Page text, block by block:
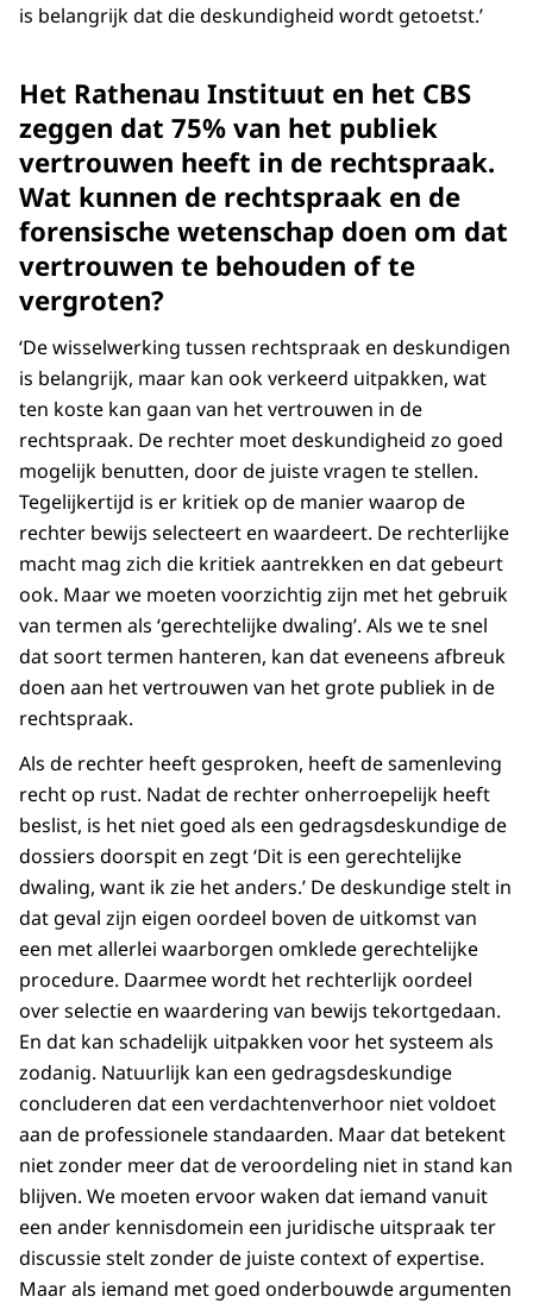
is belangrijk dat die deskundigheid wordt getoetst.’
Het Rathenau Instituut en het CBS
zeggen dat 75% van het publiek
vertrouwen heeft in de rechtspraak.
Wat kunnen de rechtspraak en de
forensische wetenschap doen om dat
vertrouwen te behouden of te
vergroten?
‘De wisselwerking tussen rechtspraak en deskundigen
is belangrijk, maar kan ook verkeerd uitpakken, wat
ten koste kan gaan van het vertrouwen in de
rechtspraak. De rechter moet deskundigheid zo goed
mogelijk benutten, door de juiste vragen te stellen.
Tegelijkertijd is er kritiek op de manier waarop de
rechter bewijs selecteert en waardeert. De rechterlijke
macht mag zich die kritiek aantrekken en dat gebeurt
ook. Maar we moeten voorzichtig zijn met het gebruik
van termen als ‘gerechtelijke dwaling’. Als we te snel
dat soort termen hanteren, kan dat eveneens afbreuk
doen aan het vertrouwen van het grote publiek in de
rechtspraak.
Als de rechter heeft gesproken, heeft de samenleving
recht op rust. Nadat de rechter onherroepelijk heeft
beslist, is het niet goed als een gedragsdeskundige de
dossiers doorspit en zegt ‘Dit is een gerechtelijke
dwaling, want ik zie het anders.’ De deskundige stelt in
dat geval zijn eigen oordeel boven de uitkomst van
een met allerlei waarborgen omklede gerechtelijke
procedure. Daarmee wordt het rechterlijk oordeel
over selectie en waardering van bewijs tekortgedaan.
En dat kan schadelijk uitpakken voor het systeem als
zodanig. Natuurlijk kan een gedragsdeskundige
concluderen dat een verdachtenverhoor niet voldoet
aan de professionele standaarden. Maar dat betekent
niet zonder meer dat de veroordeling niet in stand kan
blijven. We moeten ervoor waken dat iemand vanuit
een ander kennisdomein een juridische uitspraak ter
discussie stelt zonder de juiste context of expertise.
Maar als iemand met goed onderbouwde argumenten